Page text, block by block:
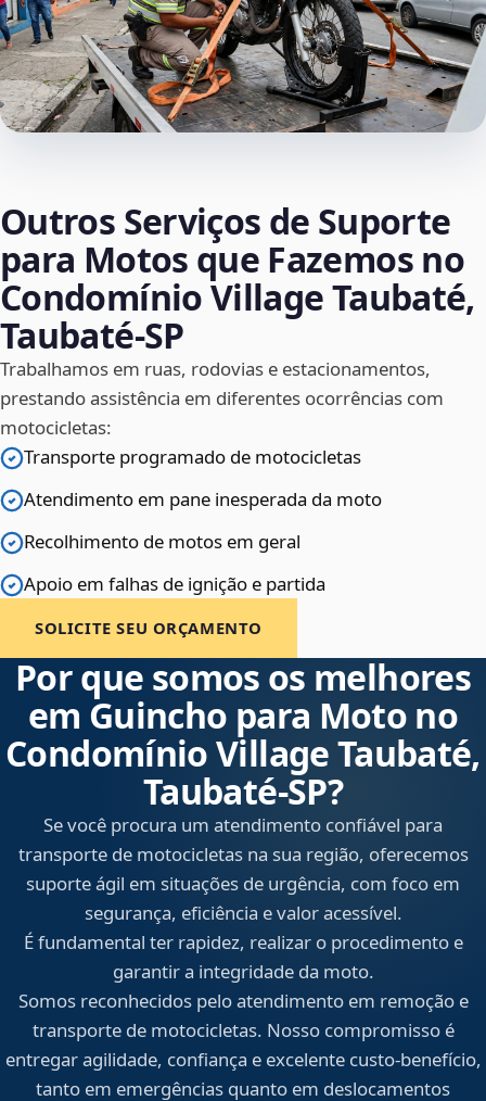
Outros Serviços de Suporte
para Motos que Fazemos no
Condomínio Village Taubaté,
Taubaté‑SP
Trabalhamos em ruas, rodovias e estacionamentos,
prestando assistência em diferentes ocorrências com
motocicletas:
Transporte programado de motocicletas
Atendimento em pane inesperada da moto
Recolhimento de motos em geral
Apoio em falhas de ignição e partida
SOLICITE SEU ORÇAMENTO
Por que somos os melhores
em Guincho para Moto no
Condomínio Village Taubaté,
Taubaté‑SP?
Se você procura um atendimento confiável para
transporte de motocicletas na sua região, oferecemos
suporte ágil em situações de urgência, com foco em
segurança, eficiência e valor acessível.
É fundamental ter rapidez, realizar o procedimento e
garantir a integridade da moto.
Somos reconhecidos pelo atendimento em remoção e
transporte de motocicletas. Nosso compromisso é
entregar agilidade, confiança e excelente custo-benefício,
tanto em emergências quanto em deslocamentos